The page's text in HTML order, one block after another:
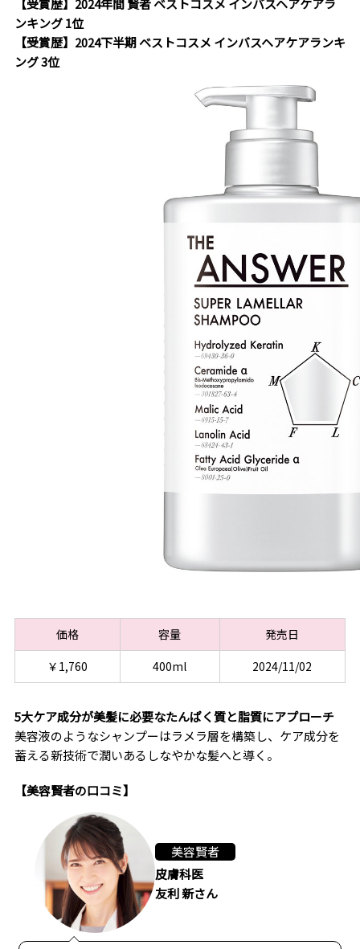
【受賞歴】2024年間 賢者 ベストコスメ インバスヘアケアラ
ンキング 1位
【受賞歴】2024下半期 ベストコスメ インバスヘアケアランキ
ング 3位
価格 容量
発売日
￥1,760
400ml 2024/11/02
5大ケア成分が美髪に必要なたんぱく質と脂質にアプローチ
美容液のようなシャンプーはラメラ層を構築し、ケア成分を
蓄える新技術で潤いあるしなやかな髪へと導く。
【美容賢者の口コミ】
美容賢者
皮膚科医
友利 新さん